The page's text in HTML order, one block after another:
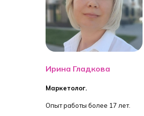
Ирина Гладкова
Маркетолог.
Опыт работы более 17 лет.